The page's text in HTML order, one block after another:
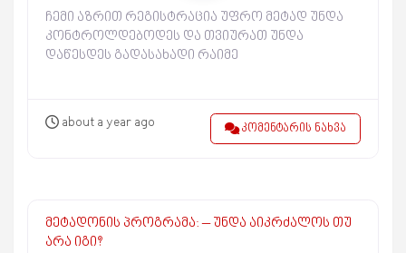
ჩემი აზრით რეგისტრაცია უფრო მეტად უნდა
კონტროლდებოდეს და თვიურათ უნდა
დაწესდეს გადასახადი რაიმე
about a year ago კომენტარის ნახვა
მეტადონის პროგრამა: – უნდა აიკრძალოს თუ
არა იგი?